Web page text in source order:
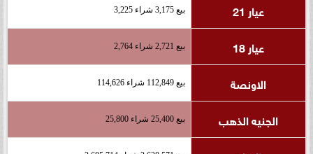
عيار 21 بيع 3,175 شراء 3,225
عيار 18 بيع 2,721 شراء 2,764
الاونصة بيع 112,849 شراء 114,626
الجنيه الذهب بيع 25,400 شراء 25,800